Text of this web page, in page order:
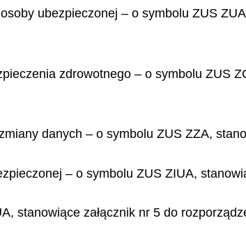
ubezpieczonej – o symbolu ZUS
zdrowotnego – o symbolu ZUS
danych – o symbolu ZUS ZZA,
– o symbolu ZUS ZIUA,
stanowiące załącznik nr 5 do